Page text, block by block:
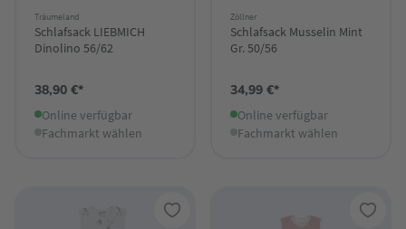
Träumeland
Schlafsack LIEBMICH
Dinolino 56/62
38,90 €*
Online verfügbar
Fachmarkt wählen
Zöllner
Schlafsack Musselin Mint
Gr. 50/56
34,99 €*
Online verfügbar
Fachmarkt wählen